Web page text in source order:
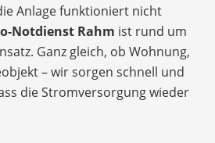
Anlage funktioniert nicht
Notdienst Rahm ist rund um
Ganz gleich, ob Wohnung,
– wir sorgen schnell und
die Stromversorgung wieder